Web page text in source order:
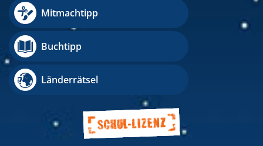
Mitmachtipp
Buchtipp
Länderrätsel